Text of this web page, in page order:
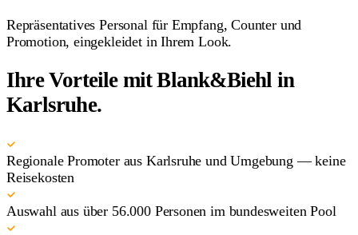
Repräsentatives Personal für Empfang, Counter und
Promotion, eingekleidet in Ihrem Look.
Ihre Vorteile mit Blank&Biehl in
Karlsruhe.
Regionale Promoter aus Karlsruhe und Umgebung — keine
Reisekosten
Auswahl aus über 56.000 Personen im bundesweiten Pool